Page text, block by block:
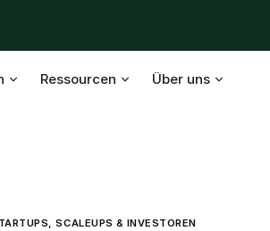
Ressourcen Über uns
SCALEUPS & INVESTOREN